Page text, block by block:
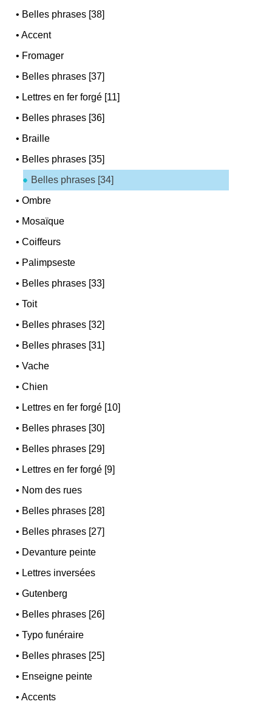
• Belles phrases [38]
•Accent
• Fromager
• Belles phrases [37]
• Lettres en fer forgé [11]
• Belles phrases [36]
• Braille
• Belles phrases [35]
Belles phrases [34]
•Ombre
• Mosaïque
•Coiffeurs
• Palimpseste
• Belles phrases [33]
•Toit
• Belles phrases [32]
• Belles phrases [31]
•Vache
•Chien
• Lettres en fer forgé [10]
• Belles phrases [30]
• Belles phrases [29]
• Lettres en fer forgé [9]
• Nom des rues
• Belles phrases [28]
• Belles phrases [27]
• Devanture peinte
• Lettres inversées
•Gutenberg
• Belles phrases [26]
•Typo funéraire
• Belles phrases [25]
• Enseigne peinte
•Accents